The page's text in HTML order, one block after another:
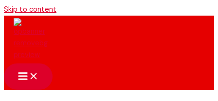
Skip to content